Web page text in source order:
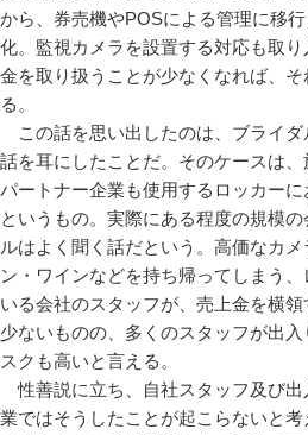
から、券売機やPOSによる管理に移
化。監視カメラを設置する対応も取
金を取り扱うことが少なくなれば、
る。
この話を思い出したのは、ブライ
話を耳にしたことだ。そのケースは
パートナー企業も使用するロッカー
というもの。実際にある程度の規模
ルはよく聞く話だという。高価なカ
ン・ワインなどを持ち帰ってしまう
いる会社のスタッフが、売上金を横
少ないものの、多くのスタッフが出
スクも高いと言える。
性善説に立ち、自社スタッフ及び出
業ではそうしたことが起こらないと